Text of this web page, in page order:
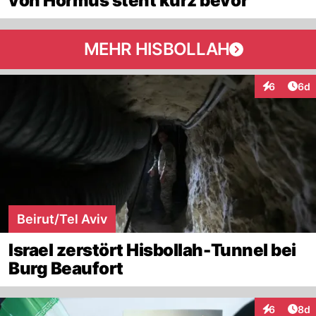
MEHR HISBOLLAH
6 6d
Beirut/Tel Aviv
Israel zerstört Hisbollah-Tunnel bei
Burg Beaufort
6 8d